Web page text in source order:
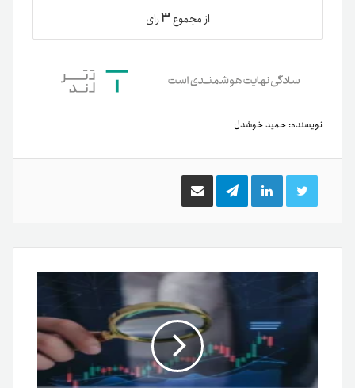
از مجموع۳رای
نویسنده: حمید خوشدل
توییتر لینکدینتلگرام اشتراک
گذاری
ایمیل